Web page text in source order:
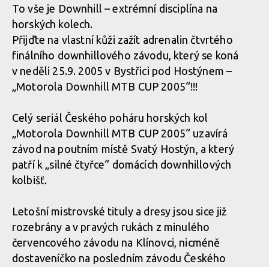
To vše je Downhill – extrémní disciplína na
horských kolech.
Přijďte na vlastní kůži zažít adrenalin čtvrtého
finálního downhillového závodu, který se koná
v neděli 25.9. 2005 v Bystřici pod Hostýnem –
„Motorola Downhill MTB CUP 2005“!!!
Celý seriál Českého poháru horských kol
„Motorola Downhill MTB CUP 2005“ uzavírá
závod na poutním místě Svatý Hostýn, a který
patří k „silné čtyřce“ domácích downhillových
kolbišť.
Letošní mistrovské tituly a dresy jsou sice již
rozebrány a v pravých rukách z minulého
červencového závodu na Klínovci, nicméně
dostaveníčko na posledním závodu Českého